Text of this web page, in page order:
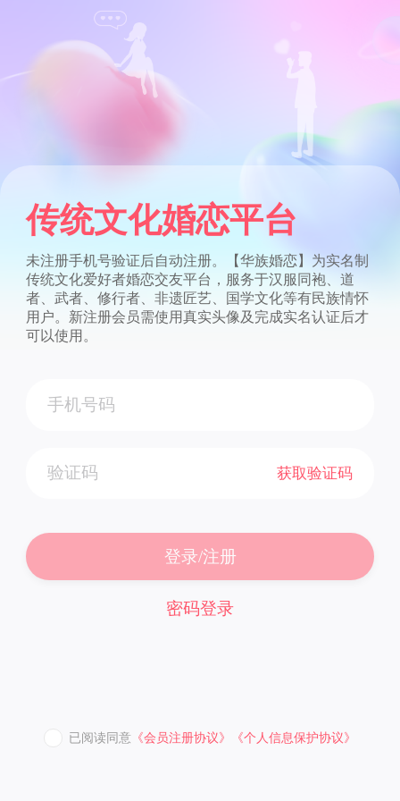
传统文化婚恋平台
未注册手机号验证后自动注册。【华族婚恋】为实名制
传统文化爱好者婚恋交友平台，服务于汉服同袍、道
者、武者、修行者、非遗匠艺、国学文化等有民族情怀
用户。新注册会员需使用真实头像及完成实名认证后才
可以使用。
获取验证码
登录/注册
密码登录
已阅读同意 《会员注册协议》 《个人信息保护协议》